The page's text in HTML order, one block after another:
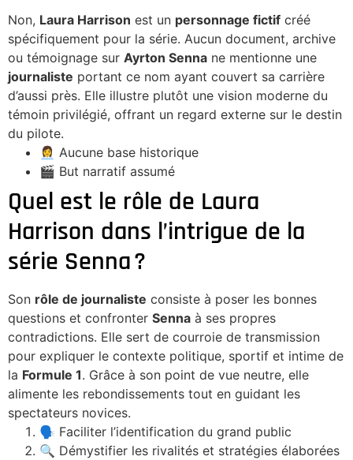
Non, Laura Harrison est un personnage fictif créé
spécifiquement pour la série. Aucun document, archive
ou témoignage sur Ayrton Senna ne mentionne une
journaliste portant ce nom ayant couvert sa carrière
d’aussi près. Elle illustre plutôt une vision moderne du
témoin privilégié, offrant un regard externe sur le destin
du pilote.
👩‍💼 Aucune base historique
🎬 But narratif assumé
Quel est le rôle de Laura
Harrison dans l’intrigue de la
série Senna ?
Son rôle de journaliste consiste à poser les bonnes
questions et confronter Senna à ses propres
contradictions. Elle sert de courroie de transmission
pour expliquer le contexte politique, sportif et intime de
la Formule 1. Grâce à son point de vue neutre, elle
alimente les rebondissements tout en guidant les
spectateurs novices.
🗣 Faciliter l’identification du grand public
🔍 Démystifier les rivalités et stratégies élaborées